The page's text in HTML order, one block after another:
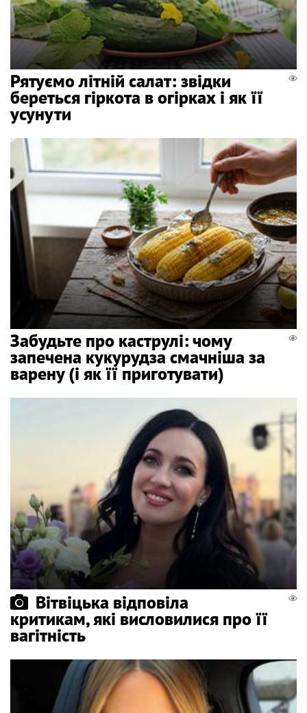
Рятуємо літній салат: звідки
береться гіркота в огірках і як її
усунути
Забудьте про каструлі: чому
запечена кукурудза смачніша за
варену (і як її приготувати)
Вітвіцька відповіла
критикам, які висловилися про її
вагітність